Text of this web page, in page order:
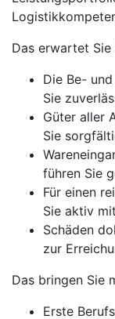
Das erwartet Sie
Die Be-
Sie
Güter aller
Sie
führen Sie
Für einen
Sie aktiv
Schäden
zur
Das bringen Sie
Erste